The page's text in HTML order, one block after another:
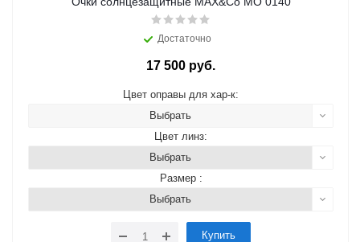
Достаточно
17 500 руб.
Цвет оправы для хар-к:
Выбрать
Цвет линз:
Выбрать
Размер :
Выбрать
Купить